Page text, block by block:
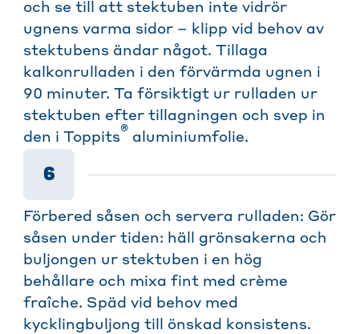
och se till att stektuben inte vidrör
ugnens varma sidor – klipp vid behov av
stektubens ändar något. Tillaga
kalkonrulladen i den förvärmda ugnen i
90 minuter. Ta försiktigt ur rulladen ur
stektuben efter tillagningen och svep in
den i Toppits® aluminiumfolie.
6
Förbered såsen och servera rulladen: Gör
såsen under tiden: häll grönsakerna och
buljongen ur stektuben i en hög
behållare och mixa fint med crème
fraîche. Späd vid behov med
kycklingbuljong till önskad konsistens.